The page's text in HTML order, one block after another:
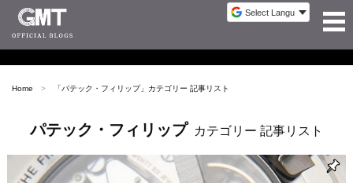
Home 「パテック・フィリップ」カテゴリー 記事リスト
パテック・フィリップ カテゴリー 記事リスト